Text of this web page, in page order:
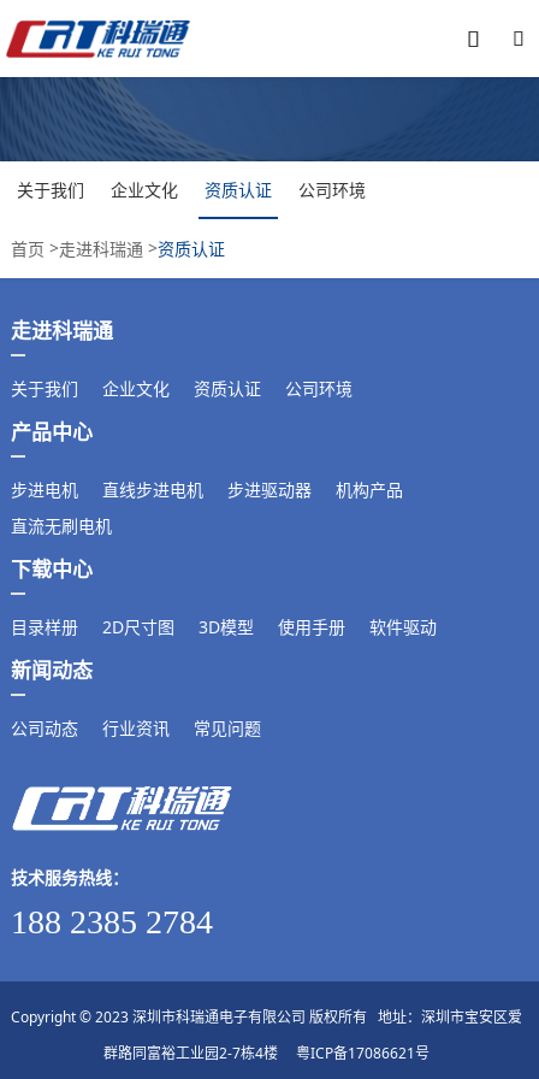


关于我们 企业文化 资质认证 公司环境
首页 >走进科瑞通 >资质认证
走进科瑞通
关于我们 企业文化 资质认证 公司环境
产品中心
步进电机 直线步进电机 步进驱动器
机构产品
直流无刷电机
下载中心
目录样册 2D尺寸图 3D模型 使用手册 软件驱动
新闻动态
公司动态 行业资讯 常见问题
技术服务热线：
188 2385 2784
Copyright © 2023 深圳市科瑞通电子有限公司 版权所有 地址：深圳市宝安区爱
群路同富裕工业园2-7栋4楼粤ICP备17086621号